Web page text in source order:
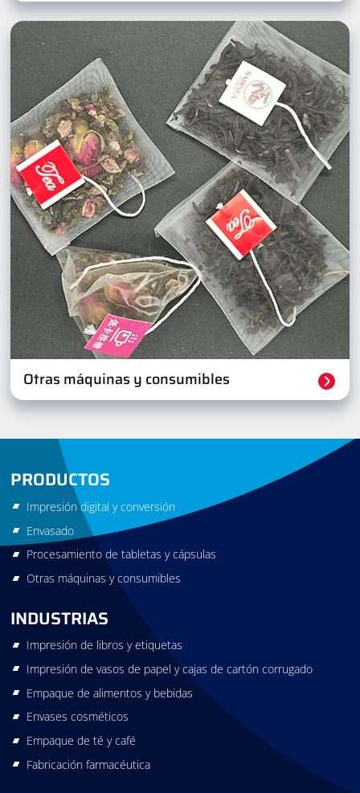
Otras máquinas y consumibles
PRODUCTOS
Impresión digital y conversión
Envasado
Procesamiento de tabletas y cápsulas
Otras máquinas y consumibles
INDUSTRIAS
Impresión de libros y etiquetas
Impresión de vasos de papel y cajas de cartón corrugado
Empaque de alimentos y bebidas
Envases cosméticos
Empaque de té y café
Fabricación farmacéutica